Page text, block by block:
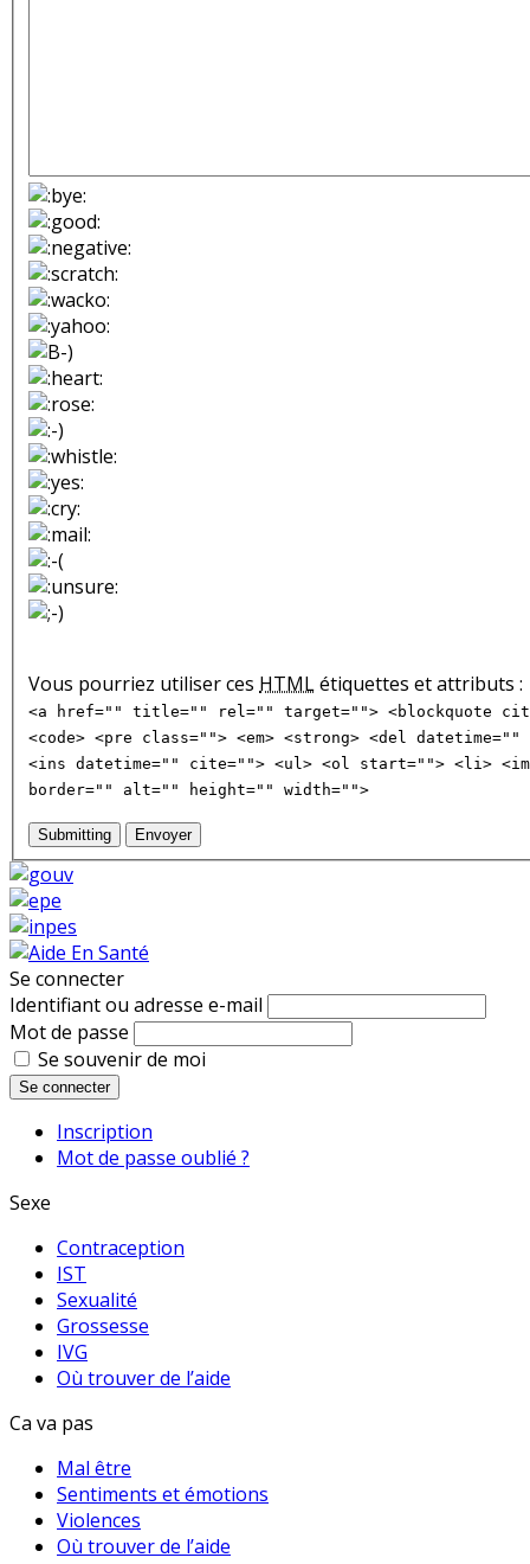
Vous pourriez utiliser ces HTMLétiquettes et attributs :
<a href="" title="" rel="" target=""> <blockquote
<code> <pre class=""> <em> <strong> <del
<ins datetime="" cite=""> <ul> <ol start=""> <li>
border="" alt="" height="" width="">
Submitting Envoyer
Se connecter
Identifiant ou adresse e-mail
Mot de passe
Se souvenir de moi
Se connecter
Inscription
Mot de passe oublié ?
Sexe
Contraception
IST
Sexualité
Grossesse
IVG
Où trouver de l’aide
Ca va pas
Mal être
Sentiments et émotions
Violences
Où trouver de l’aide